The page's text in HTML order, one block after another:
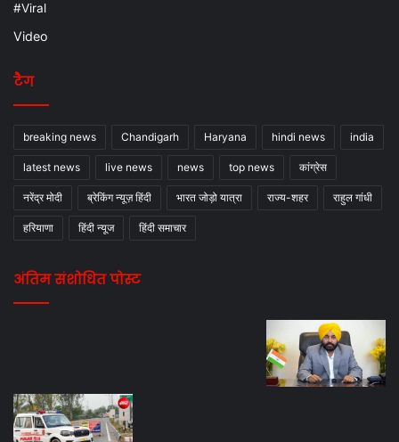
#Viral
Video
टैग
breaking news Chandigarh Haryana hindi news india
latest news live news news top news कांग्रेस
नरेंद्र मोदी ब्रेकिंग न्यूज़ हिंदी भारत जोड़ो यात्रा राज्य-शहर राहुल गांधी
हरियाणा हिंदी न्यूज हिंदी समाचार
अंतिम संशोधित पोस्ट